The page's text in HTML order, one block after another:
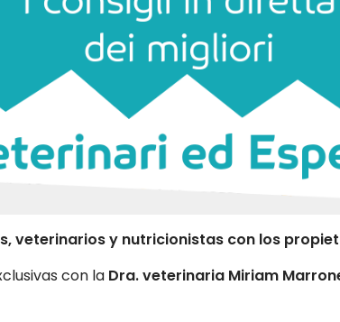
veterinarios y nutricionistas con los
con la Dra. veterinaria Miriam